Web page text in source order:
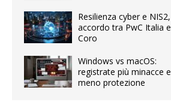
Resilienza cyber e NIS2,
accordo tra PwC Italia e
Coro
Windows vs macOS:
registrate più minacce e
meno protezione